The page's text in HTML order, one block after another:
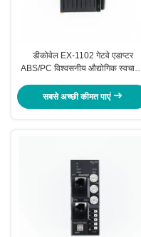
डीकोवेल EX-1102 गेटवे एडाप्टर
ABS/PC विश्वसनीय औद्योगिक स्वचालन
सबसे अच्छी कीमत पाएं